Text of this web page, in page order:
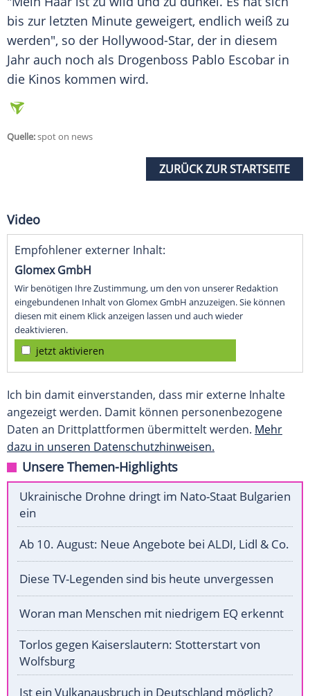
bis zur letzten Minute geweigert, endlich weiß zu
werden", so der Hollywood-Star, der in diesem
Jahr auch noch als Drogenboss Pablo Escobar in
die Kinos kommen wird.
Quelle:spot on news
ZURÜCK ZUR STARTSEITE
Video
Empfohlener externer Inhalt:
Glomex GmbH
Wir benötigen Ihre Zustimmung, um den von unserer Redaktion
eingebundenen Inhalt von Glomex GmbH anzuzeigen. Sie können
diesen mit einem Klick anzeigen lassen und auch wieder
deaktivieren.
jetzt aktivieren
Ich bin damit einverstanden, dass mir externe Inhalte
angezeigt werden. Damit können personenbezogene
Daten an Drittplattformen übermittelt werden. Mehr
dazu in unseren Datenschutzhinweisen.
Unsere Themen-Highlights
Ukrainische Drohne dringt im Nato-Staat Bulgarien
ein
Ab 10. August: Neue Angebote bei ALDI, Lidl & Co.
Diese TV-Legenden sind bis heute unvergessen
Woran man Menschen mit niedrigem EQ erkennt
Torlos gegen Kaiserslautern: Stotterstart von
Wolfsburg
Ist ein Vulkanausbruch in Deutschland möglich?